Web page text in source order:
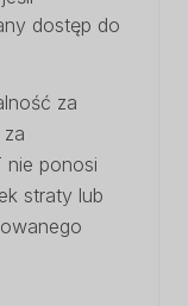
dostęp do
za
nie ponosi
straty lub